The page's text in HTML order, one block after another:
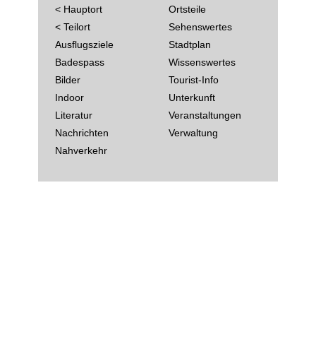
< Hauptort
< Teilort
Ausflugsziele
Badespass
Bilder
Indoor
Literatur
Nachrichten
Nahverkehr
Ortsteile
Sehenswertes
Stadtplan
Wissenswertes
Tourist-Info
Unterkunft
Veranstaltungen
Verwaltung